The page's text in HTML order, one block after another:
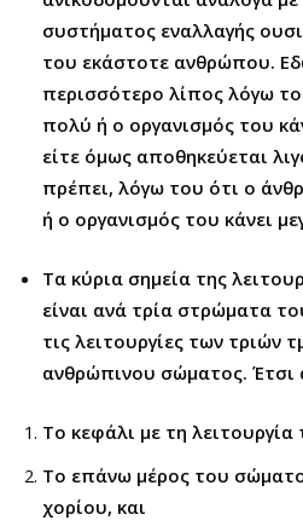
συστήματος εναλλαγής
του εκάστοτε ανθρώπου.
περισσότερο λίπος λόγω
πολύ ή ο οργανισμός του
είτε όμως αποθηκεύεται
πρέπει, λόγω του ότι ο
ή ο οργανισμός του κάνει
Τα κύρια σημεία της
είναι ανά τρία στρώματα
τις λειτουργίες των τριών
ανθρώπινου σώματος. Έτσι
Το κεφάλι με τη λειτουργία
Το επάνω μέρος του
χορίου, και